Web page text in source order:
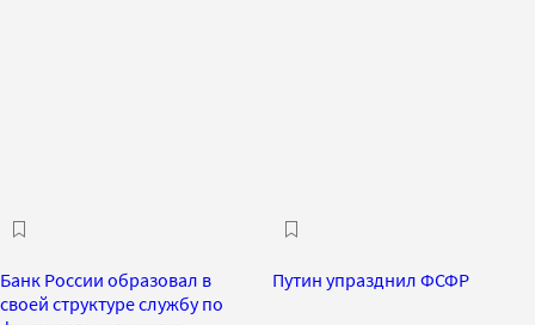
Банк России образовал в
своей структуре службу по
Путин упразднил ФСФР